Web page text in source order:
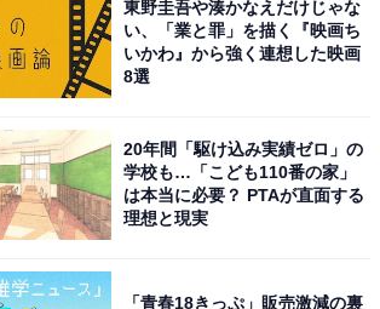
東野圭吾や湊かなえだけじゃな
い、「業と罪」を描く『映画ち
いかわ』から強く連想した映画
8選
20年間「駆け込み実績ゼロ」の
学校も…「こども110番の家」
は本当に必要？ PTAが直面する
理想と現実
「青春18きっぷ」販売激減の裏